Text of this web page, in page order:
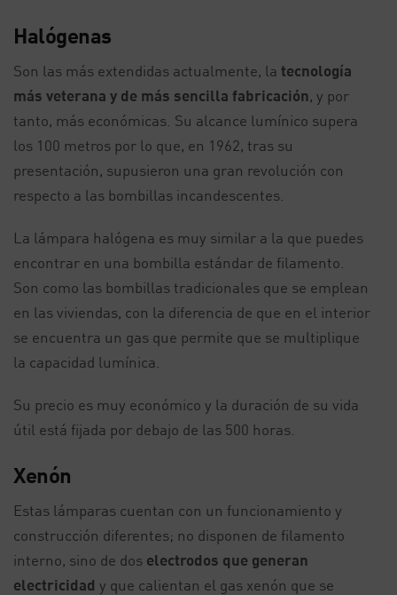
Halógenas
Son las más extendidas actualmente, la tecnología
más veterana y de más sencilla fabricación, y por
tanto, más económicas. Su alcance lumínico supera
los 100 metros por lo que, en 1962, tras su
presentación, supusieron una gran revolución con
respecto a las bombillas incandescentes.
La lámpara halógena es muy similar a la que puedes
encontrar en una bombilla estándar de filamento.
Son como las bombillas tradicionales que se emplean
en las viviendas, con la diferencia de que en el interior
se encuentra un gas que permite que se multiplique
la capacidad lumínica.
Su precio es muy económico y la duración de su vida
útil está fijada por debajo de las 500 horas.
Xenón
Estas lámparas cuentan con un funcionamiento y
construcción diferentes; no disponen de filamento
interno, sino de dos electrodos que generan
electricidad y que calientan el gas xenón que se